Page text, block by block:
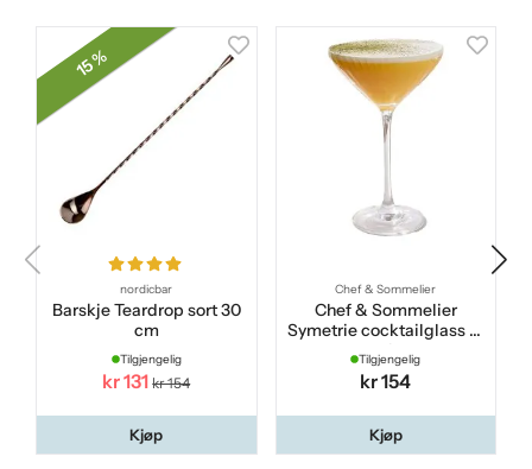
15 %
nordicbar
Barskje Teardrop sort 30
cm
Tilgjengelig
kr 131 kr 154
Kjøp
Chef & Sommelier
Chef & Sommelier
Symetrie cocktailglass 21
cl
Tilgjengelig
kr 154
Kjøp